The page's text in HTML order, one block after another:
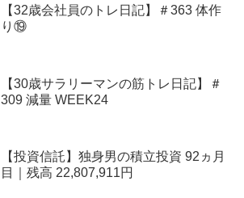
【32歳会社員のトレ日記】＃363 体作
り⑲
【30歳サラリーマンの筋トレ日記】＃
309 減量 WEEK24
【投資信託】独身男の積立投資 92ヵ月
目｜残高 22,807,911円